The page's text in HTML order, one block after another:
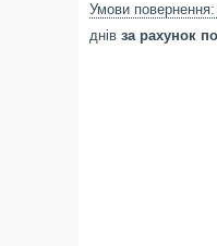
днів за рахунок